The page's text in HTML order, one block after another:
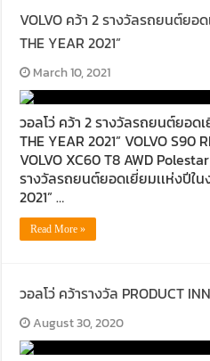
VOLVO คว้า 2 รางวัลรถยนต์ยอ
THE YEAR 2021”
March 10, 2021
วอลโว่ คว้า 2 รางวัลรถยนต์ยอดเ
THE YEAR 2021” VOLVO S90
VOLVO XC60 T8 AWD
รางวัลรถยนต์ยอดเยี่ยมเเห่งปีใน
2021” …
Read More »
วอลโว่ คว้ารางวัล PRODUCT
August 30, 2020